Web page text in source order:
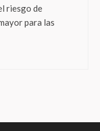
riesgo de
para las